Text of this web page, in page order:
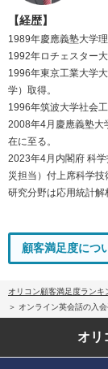
【経歴】
1989年慶應義塾大学
1992年ロチェスター
1996年東京工業大学
学）取得。
1996年筑波大学社会
2008年4月慶應義塾大
在に至る。
2023年4月内閣府 科
災担当）付上席科学技
研究分野は応用統計解
顧客満足度につ
オリコン顧客満足度ランキ
オンライン英会話の入
オリ